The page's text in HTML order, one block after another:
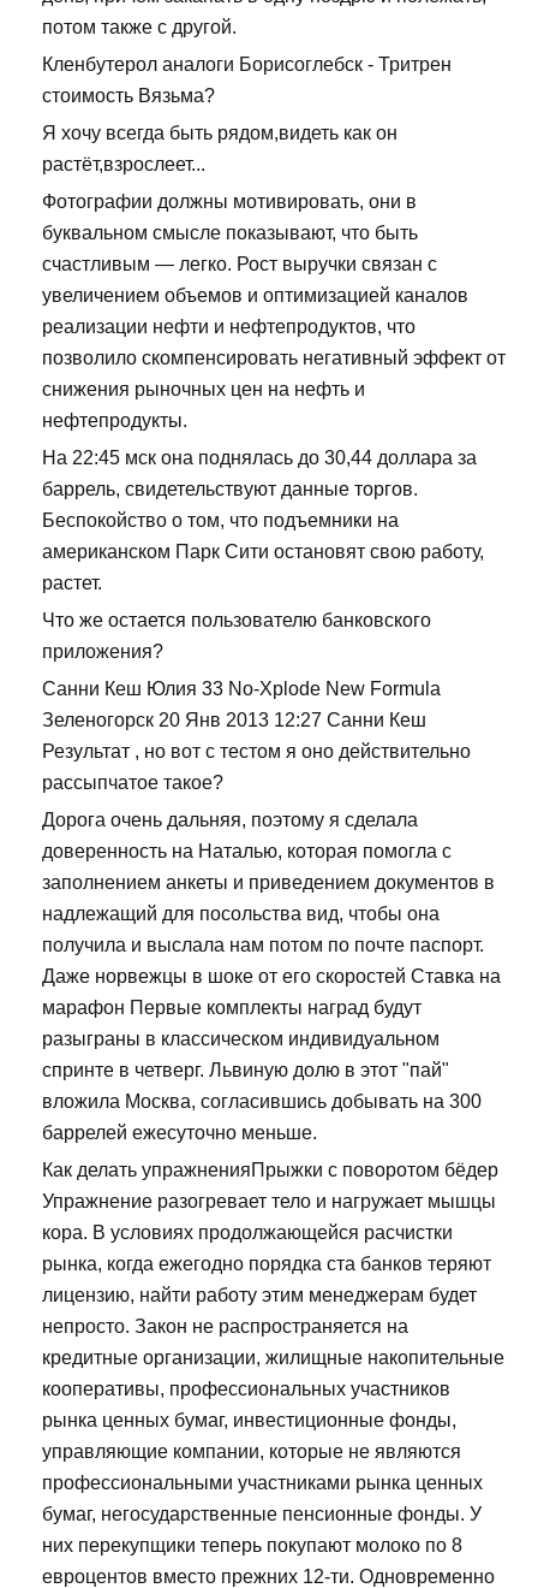
потом также с другой.
Кленбутерол аналоги Борисоглебск - Тритрен
стоимость Вязьма?
Я хочу всегда быть рядом,видеть как он
растёт,взрослеет...
Фотографии должны мотивировать, они в
буквальном смысле показывают, что быть
счастливым — легко. Рост выручки связан с
увеличением объемов и оптимизацией каналов
реализации нефти и нефтепродуктов, что
позволило скомпенсировать негативный эффект от
снижения рыночных цен на нефть и
нефтепродукты.
На 22:45 мск она поднялась до 30,44 доллара за
баррель, свидетельствуют данные торгов.
Беспокойство о том, что подъемники на
американском Парк Сити остановят свою работу,
растет.
Что же остается пользователю банковского
приложения?
Санни Кеш Юлия 33 No-Xplode New Formula
Зеленогорск 20 Янв 2013 12:27 Санни Кеш
Результат , но вот с тестом я оно действительно
рассыпчатое такое?
Дорога очень дальняя, поэтому я сделала
доверенность на Наталью, которая помогла с
заполнением анкеты и приведением документов в
надлежащий для посольства вид, чтобы она
получила и выслала нам потом по почте паспорт.
Даже норвежцы в шоке от его скоростей Ставка на
марафон Первые комплекты наград будут
разыграны в классическом индивидуальном
спринте в четверг. Львиную долю в этот "пай"
вложила Москва, согласившись добывать на 300
баррелей ежесуточно меньше.
Как делать упражненияПрыжки с поворотом бёдер
Упражнение разогревает тело и нагружает мышцы
кора. В условиях продолжающейся расчистки
рынка, когда ежегодно порядка ста банков теряют
лицензию, найти работу этим менеджерам будет
непросто. Закон не распространяется на
кредитные организации, жилищные накопительные
кооперативы, профессиональных участников
рынка ценных бумаг, инвестиционные фонды,
управляющие компании, которые не являются
профессиональными участниками рынка ценных
бумаг, негосударственные пенсионные фонды. У
них перекупщики теперь покупают молоко по 8
евроцентов вместо прежних 12-ти. Одновременно